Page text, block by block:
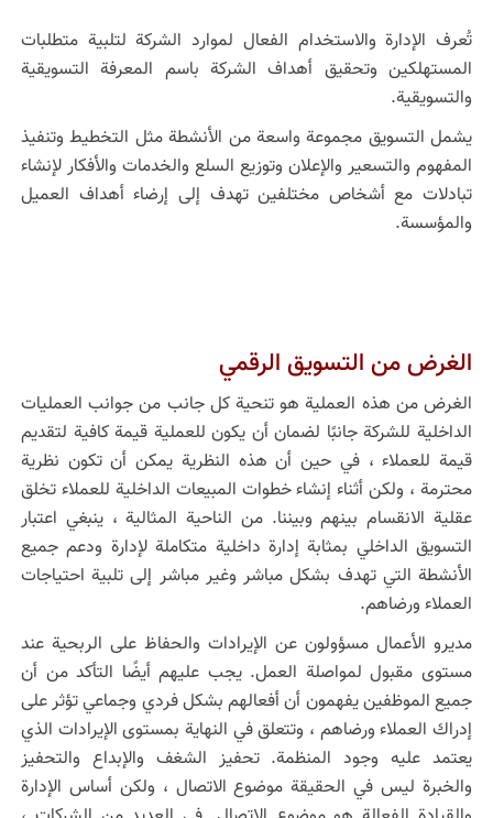
تُعرف الإدارة والاستخدام الفعال لموارد الشركة لتلبية متطلبات
المستهلكين وتحقيق أهداف الشركة باسم المعرفة التسويقية
والتسويقية.
يشمل التسويق مجموعة واسعة من الأنشطة مثل التخطيط وتنفيذ
المفهوم والتسعير والإعلان وتوزيع السلع والخدمات والأفكار لإنشاء
تبادلات مع أشخاص مختلفين تهدف إلى إرضاء أهداف العميل
والمؤسسة.
الغرض من التسويق الرقمي
الغرض من هذه العملية هو تنحية كل جانب من جوانب العمليات
الداخلية للشركة جانبًا لضمان أن يكون للعملية قيمة كافية لتقديم
قيمة للعملاء ، في حين أن هذه النظرية يمكن أن تكون نظرية
محترمة ، ولكن أثناء إنشاء خطوات المبيعات الداخلية للعملاء تخلق
عقلية الانقسام بينهم وبيننا. من الناحية المثالية ، ينبغي اعتبار
التسويق الداخلي بمثابة إدارة داخلية متكاملة لإدارة ودعم جميع
الأنشطة التي تهدف بشكل مباشر وغير مباشر إلى تلبية احتياجات
العملاء ورضاهم.
مديرو الأعمال مسؤولون عن الإيرادات والحفاظ على الربحية عند
مستوى مقبول لمواصلة العمل. يجب عليهم أيضًا التأكد من أن
جميع الموظفين يفهمون أن أفعالهم بشكل فردي وجماعي تؤثر على
إدراك العملاء ورضاهم ، وتتعلق في النهاية بمستوى الإيرادات الذي
يعتمد عليه وجود المنظمة. تحفيز الشغف والإبداع والتحفيز
والخبرة ليس في الحقيقة موضوع الاتصال ، ولكن أساس الإدارة